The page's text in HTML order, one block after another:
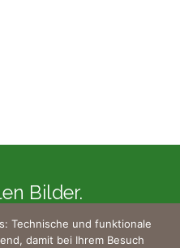
Bilder.
Technische und funktionale
damit bei Ihrem Besuch